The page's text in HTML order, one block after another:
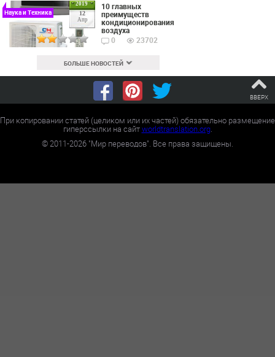
2019
12
Апр
Наука и Техника
10 главных
преимуществ
кондиционирования
воздуха
0
23702
БОЛЬШЕ НОВОСТЕЙ
ВВЕРХ
При копировании статей (целиком или их частей) обязательно размещение
гиперссылки на сайтworldtranslation.org.
©2011-2026 "Мир переводов". Все права защищены.